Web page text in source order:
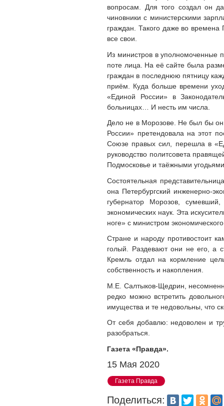
вопросам. Для того создал он
чиновники с министерскими
граждан. Такого даже во
все свои.
Из министров в уполномоченные
поте лица. На её сайте была
граждан в последнюю пятницу
приём. Куда больше времени
«Единой России» в
больницах… И несть им числа.
Дело не в Морозове. Не был бы он
России» претендовала на этот
Союзе правых сил, перешла в
руководство политсовета
Подмосковье и таёжными
Состоятельная
она Петербургский инженерно-
губернатор Морозов,
экономических наук. Эта
ноге» с министром
Стране и народу противостоит
голый. Раздевают они не его, а
Кремль отдал на кормление
собственность и накопления.
М.Е. Салтыков-Щедрин,
редко можно встретить
имущества и те недовольны, что
От себя добавлю: недоволен и
разобраться.
Газета «Правда».
15 Мая 2020
Газета Правда
Поделиться: